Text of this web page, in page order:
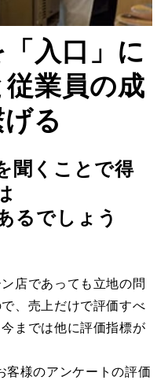
入口」に
業員の成
る
聞くことで得
るでしょう
店であっても立地の問
、売上だけで評価すべ
までは他に評価指標が
客様のアンケートの評価